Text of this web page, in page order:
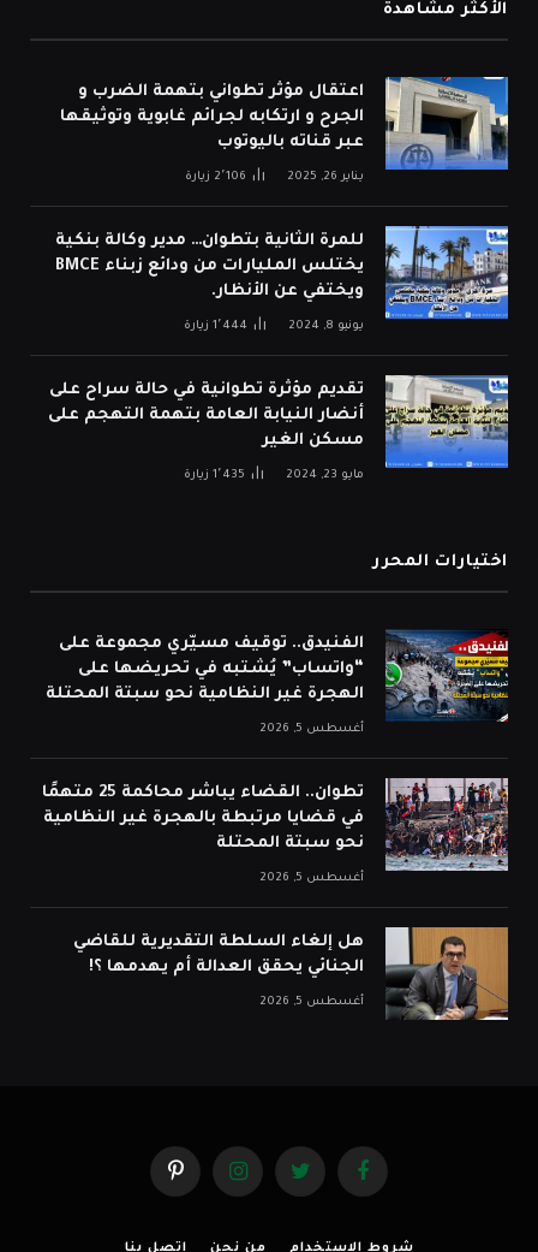
الأكثر مشاهدة
اعتقال مؤثر تطواني بتهمة الضرب و
الجرح و ارتكابه لجرائم غابوية وتوثيقها
عبر قناته باليوتوب
يناير 26, 2025 2٬106 زيارة
للمرة الثانية بتطوان… مدير وكالة بنكية
يختلس المليارات من ودائع زبناء BMCE
ويختفي عن الأنظار.
يونيو 8, 2024 1٬444 زيارة
تقديم مؤثرة تطوانية في حالة سراح على
أنضار النيابة العامة بتهمة التهجم على
مسكن الغير
مايو 23, 2024 1٬435 زيارة
اختيارات المحرر
الفنيدق.. توقيف مسيّري مجموعة على
“واتساب” يُشتبه في تحريضها على
الهجرة غير النظامية نحو سبتة المحتلة
أغسطس 5, 2026
تطوان.. القضاء يباشر محاكمة 25 متهمًا
في قضايا مرتبطة بالهجرة غير النظامية
نحو سبتة المحتلة
أغسطس 5, 2026
هل إلغاء السلطة التقديرية للقاضي
الجنائي يحقق العدالة أم يهدمها ؟!
أغسطس 5, 2026
فيسبوك تويتر الانستغرامبينتيريست
شروط الاستخدام من نحن اتصل بنا